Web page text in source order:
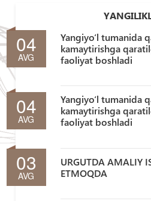
04
AVG
Yangiyo‘l tumanida
kamaytirishga
faoliyat boshladi
04
AVG
Yangiyo‘l tumanida
kamaytirishga
faoliyat boshladi
03
AVG
URGUTDA AMALIY
ETMOQDA